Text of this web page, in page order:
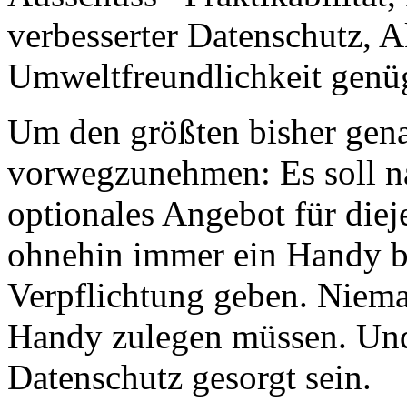
verbesserter Datenschutz,
Umweltfreundlichkeit
Um den größten bisher
vorwegzunehmen: Es soll
optionales Angebot für
ohnehin immer ein Handy
Verpflichtung geben.
Handy zulegen müssen.
Datenschutz gesorgt sein.